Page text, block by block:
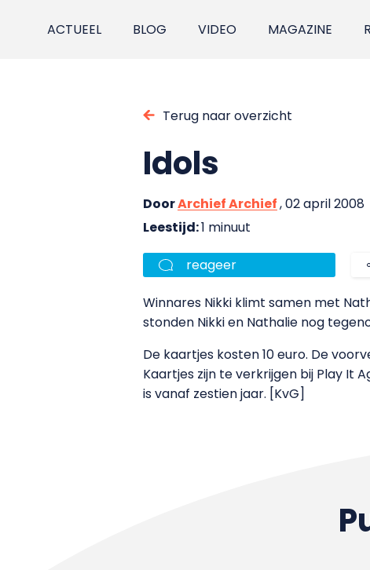
ACTUEEL BLOG VIDEO MAGAZINE
Terug naar overzicht
Idols
DoorArchief Archief, 02 april 2008
Leestijd:1 minuut
reageer
Winnares Nikki klimt samen met
stonden Nikki en Nathalie nog
De kaartjes kosten 10 euro. De
Kaartjes zijn te verkrijgen bij Play It
is vanaf zestien jaar. [KvG]